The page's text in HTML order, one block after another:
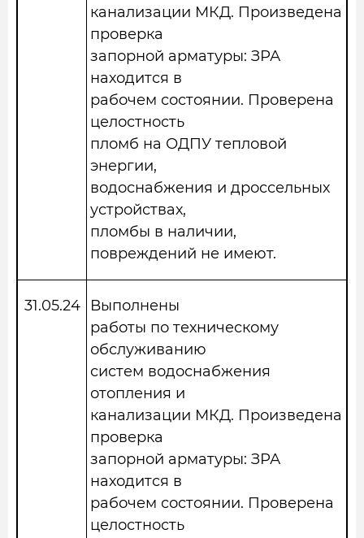
канализации МКД. Произведена
проверка
запорной арматуры: ЗРА
находится в
рабочем состоянии. Проверена
целостность
пломб на ОДПУ тепловой
энергии,
водоснабжения и дроссельных
устройствах,
пломбы в наличии,
повреждений не имеют.
31.05.24
Выполнены
работы по техническому
обслуживанию
систем водоснабжения
отопления и
канализации МКД. Произведена
проверка
запорной арматуры: ЗРА
находится в
рабочем состоянии. Проверена
целостность